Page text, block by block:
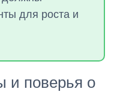
для роста и
и поверья о